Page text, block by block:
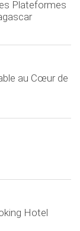
Plateformes
au Cœur de
Hotel